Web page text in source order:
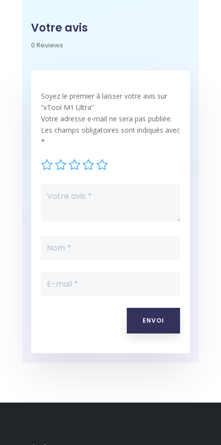
Votre avis
0 Reviews
Soyez le premier à laisser votre avis sur
“xTool M1 Ultra”
Votre adresse e-mail ne sera pas publiée.
Les champs obligatoires sont indiqués avec
*
ENVOI